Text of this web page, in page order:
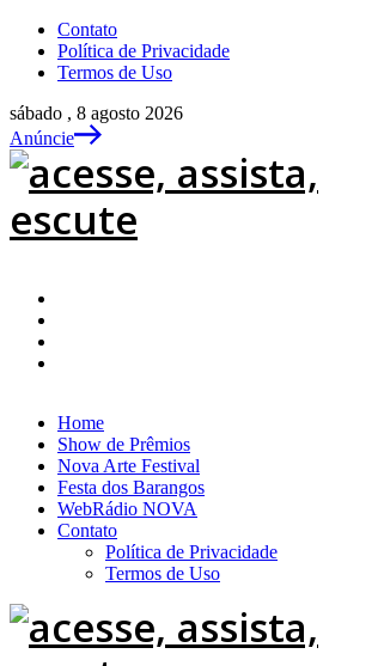
Contato
Política de Privacidade
Termos de Uso
sábado , 8 agosto 2026
Anúncie
Home
Show de Prêmios
Nova Arte Festival
Festa dos Barangos
WebRádio NOVA
Contato
Política de Privacidade
Termos de Uso